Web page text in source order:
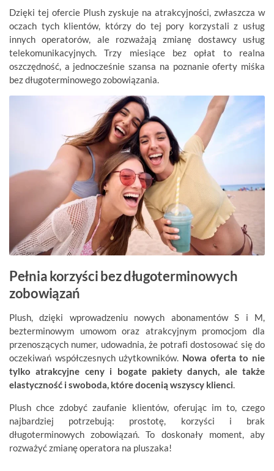
Dzięki tej ofercie Plush zyskuje na atrakcyjności, zwłaszcza w
oczach tych klientów, którzy do tej pory korzystali z usług
innych operatorów, ale rozważają zmianę dostawcy usług
telekomunikacyjnych. Trzy miesiące bez opłat to realna
oszczędność, a jednocześnie szansa na poznanie oferty miśka
bez długoterminowego zobowiązania.
Pełnia korzyści bez długoterminowych
zobowiązań
Plush, dzięki wprowadzeniu nowych abonamentów S i M,
bezterminowym umowom oraz atrakcyjnym promocjom dla
przenoszących numer, udowadnia, że potrafi dostosować się do
oczekiwań współczesnych użytkowników. Nowa oferta to nie
tylko atrakcyjne ceny i bogate pakiety danych, ale także
elastyczność i swoboda, które docenią wszyscy klienci.
Plush chce zdobyć zaufanie klientów, oferując im to, czego
najbardziej potrzebują: prostotę, korzyści i brak
długoterminowych zobowiązań. To doskonały moment, aby
rozważyć zmianę operatora na pluszaka!